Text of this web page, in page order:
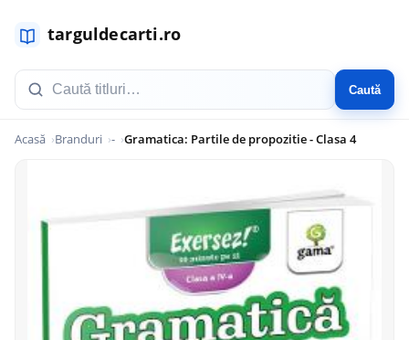
Caută
Acasă Branduri - Gramatica: Partile de propozitie - Clasa 4